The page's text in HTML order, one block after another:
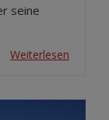
seine
Weiterlesen